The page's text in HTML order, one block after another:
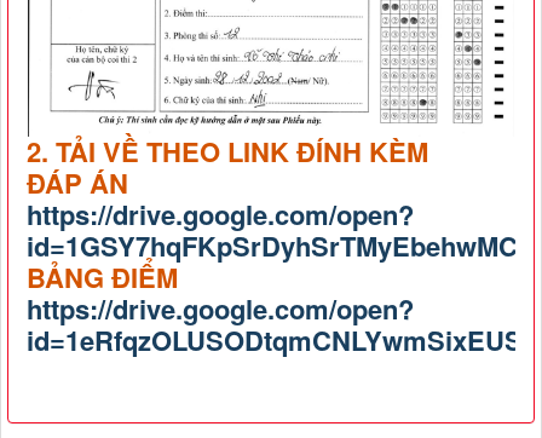
2. TẢI VỀ THEO LINK ĐÍNH KÈM
ĐÁP ÁN
https://drive.google.com/open?
BẢNG ĐIỂM
https://drive.google.com/open?